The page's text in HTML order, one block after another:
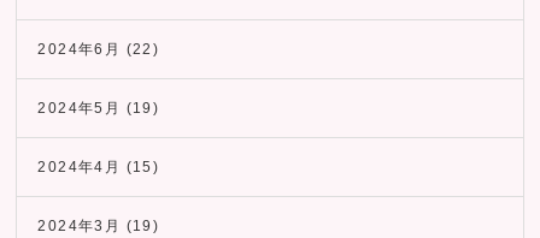
2024年6月 (22)
2024年5月 (19)
2024年4月 (15)
2024年3月 (19)